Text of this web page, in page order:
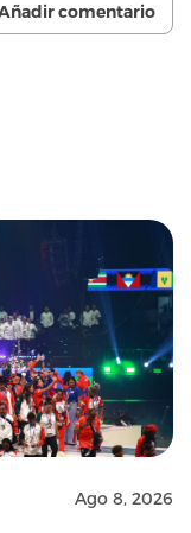
comentario
Ago 8, 2026